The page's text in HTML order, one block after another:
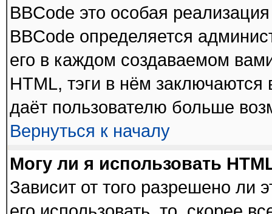
BBCode это особая
BBCode определяется
его в каждом создаваемом
HTML, тэги в нём
даёт пользователю больше
Вернуться к началу
Могу ли я использовать
Зависит от того разрешено ли